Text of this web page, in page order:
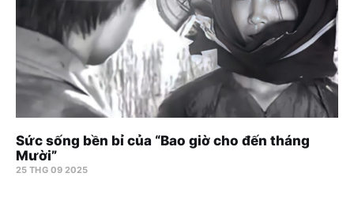
Sức sống bền bỉ của “Bao giờ cho đến tháng
Mười”
25 THG 09 2025